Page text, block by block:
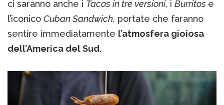
ci saranno anche i Tacos in tre versioni, i Burritos e
l’iconico Cuban Sandwich, portate che faranno
sentire immediatamente l’atmosfera gioiosa
dell’America del Sud.